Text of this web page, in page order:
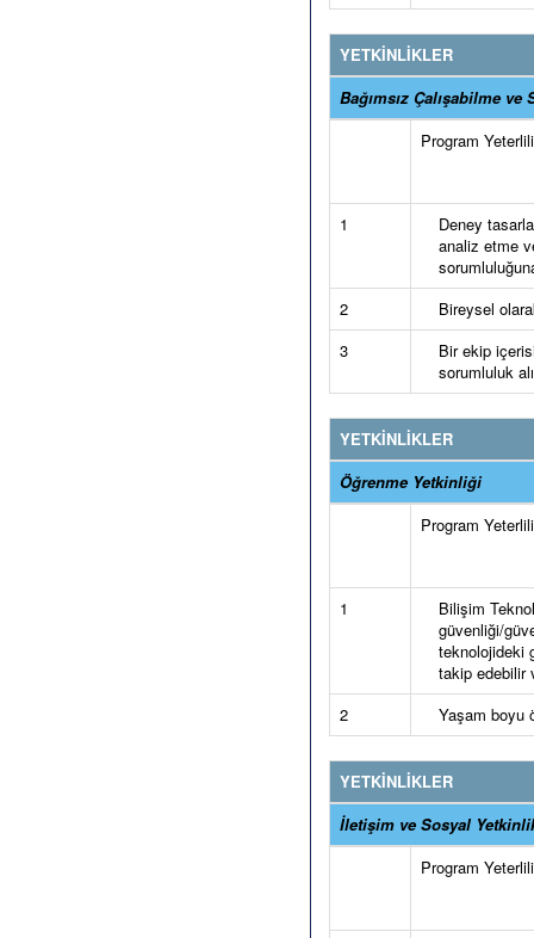
YETKİNLİKLER
Bağımsız Çalışabilme
Program
1
Deney
analiz etme
2
Bireysel
3
Bir ekip
sorumluluk
YETKİNLİKLER
Öğrenme Yetkinliği
Program
1
Bilişim
güvenliği/
teknolojideki
takip edebilir
2
Yaşam boyu
YETKİNLİKLER
İletişim ve Sosyal
Program